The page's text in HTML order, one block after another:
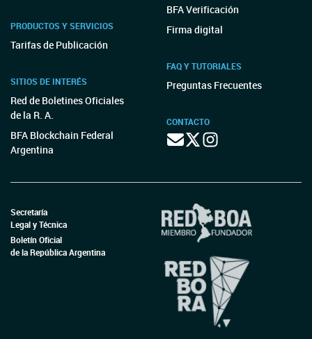
PRODUCTOS Y SERVICIOS
Tarifas de Publicación
SITIOS DE INTERÉS
Red de Boletines Oficiales
de la R. A.
BFA Blockchain Federal
Argentina
BFA Verificación
Firma digital
FAQ Y TUTORIALES
Preguntas Frecuentes
CONTACTO
Secretaría
Legal y Técnica
Boletín Oficial
de la República Argentina